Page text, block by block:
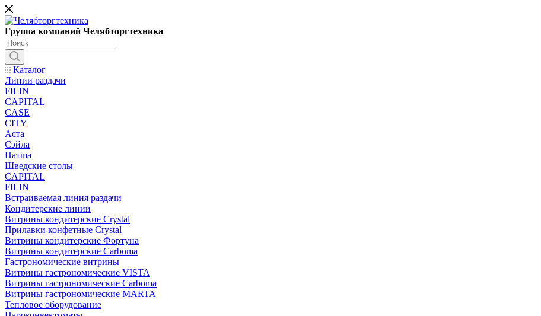
Группа компаний Челябторгтехника
Каталог
Линии раздачи
FILIN
CAPITAL
CASE
CITY
Аста
Сэйла
Патша
Шведские столы
CAPITAL
FILIN
Встраиваемая линия раздачи
Кондитерские линии
Витрины кондитерские Crystal
Прилавки конфетные Crystal
Витрины кондитерские Фортуна
Витрины кондитерские Carboma
Гастрономические витрины
Витрины гастрономические VISTA
Витрины гастрономические Carboma
Витрины гастрономические MARTA
Тепловое оборудование